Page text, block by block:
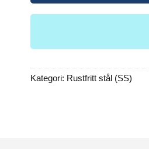
Kategori: Rustfritt stål (SS)